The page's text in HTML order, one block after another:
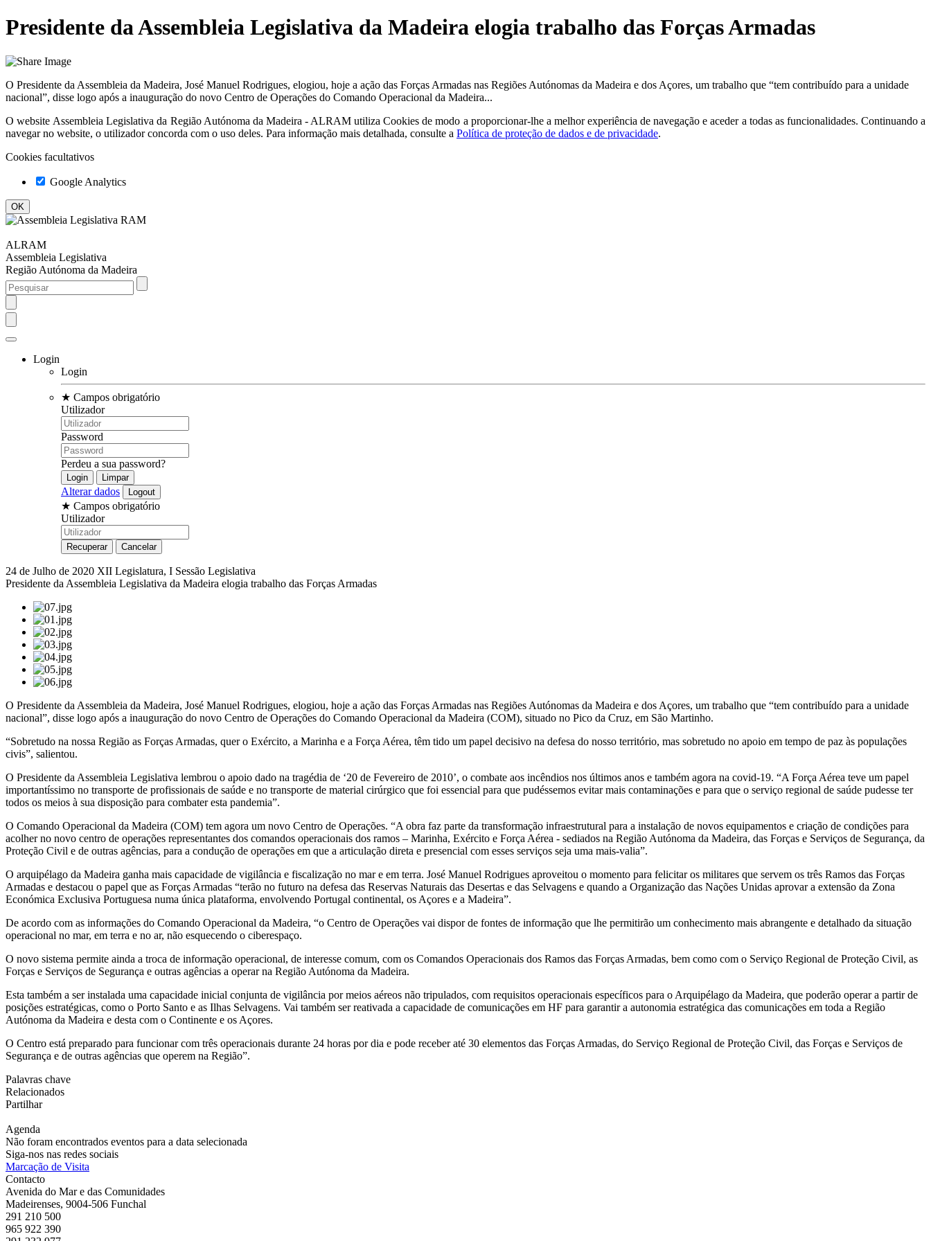
Presidente da Assembleia Legislativa da Madeira elogia trabalho das Forças Armadas
O Presidente da Assembleia da Madeira, José Manuel Rodrigues, elogiou, hoje a ação das Forças Armadas nas Regiões Autónomas da Madeira e dos Açores, um trabalho que “tem contribuído para a unidade
nacional”, disse logo após a inauguração do novo Centro de Operações do Comando Operacional da Madeira...
O website Assembleia Legislativa da Região Autónoma da Madeira - ALRAM utiliza Cookies de modo a proporcionar-lhe a melhor experiência de navegação e aceder a todas as funcionalidades. Continuando a
navegar no website, o utilizador concorda com o uso deles. Para informação mais detalhada, consulte a Política de proteção de dados e de privacidade.
Cookies facultativos
Google Analytics
ALRAM
Assembleia Legislativa
Região Autónoma da Madeira
Login
Login
★ Campos obrigatório
Utilizador
Password
Perdeu a sua password?
Alterar dados
★ Campos obrigatório
Utilizador
24 de Julho de 2020 XII Legislatura, I Sessão Legislativa
Presidente da Assembleia Legislativa da Madeira elogia trabalho das Forças Armadas
O Presidente da Assembleia da Madeira, José Manuel Rodrigues, elogiou, hoje a ação das Forças Armadas nas Regiões Autónomas da Madeira e dos Açores, um trabalho que “tem contribuído para a unidade
nacional”, disse logo após a inauguração do novo Centro de Operações do Comando Operacional da Madeira (COM), situado no Pico da Cruz, em São Martinho.
“Sobretudo na nossa Região as Forças Armadas, quer o Exército, a Marinha e a Força Aérea, têm tido um papel decisivo na defesa do nosso território, mas sobretudo no apoio em tempo de paz às populações
civis”, salientou.
O Presidente da Assembleia Legislativa lembrou o apoio dado na tragédia de ‘20 de Fevereiro de 2010’, o combate aos incêndios nos últimos anos e também agora na covid-19. “A Força Aérea teve um papel
importantíssimo no transporte de profissionais de saúde e no transporte de material cirúrgico que foi essencial para que pudéssemos evitar mais contaminações e para que o serviço regional de saúde pudesse ter
todos os meios à sua disposição para combater esta pandemia”.
O Comando Operacional da Madeira (COM) tem agora um novo Centro de Operações. “A obra faz parte da transformação infraestrutural para a instalação de novos equipamentos e criação de condições para
acolher no novo centro de operações representantes dos comandos operacionais dos ramos – Marinha, Exército e Força Aérea - sediados na Região Autónoma da Madeira, das Forças e Serviços de Segurança, da
Proteção Civil e de outras agências, para a condução de operações em que a articulação direta e presencial com esses serviços seja uma mais-valia”.
O arquipélago da Madeira ganha mais capacidade de vigilância e fiscalização no mar e em terra. José Manuel Rodrigues aproveitou o momento para felicitar os militares que servem os três Ramos das Forças
Armadas e destacou o papel que as Forças Armadas “terão no futuro na defesa das Reservas Naturais das Desertas e das Selvagens e quando a Organização das Nações Unidas aprovar a extensão da Zona
Económica Exclusiva Portuguesa numa única plataforma, envolvendo Portugal continental, os Açores e a Madeira”.
De acordo com as informações do Comando Operacional da Madeira, “o Centro de Operações vai dispor de fontes de informação que lhe permitirão um conhecimento mais abrangente e detalhado da situação
operacional no mar, em terra e no ar, não esquecendo o ciberespaço.
O novo sistema permite ainda a troca de informação operacional, de interesse comum, com os Comandos Operacionais dos Ramos das Forças Armadas, bem como com o Serviço Regional de Proteção Civil, as
Forças e Serviços de Segurança e outras agências a operar na Região Autónoma da Madeira.
Esta também a ser instalada uma capacidade inicial conjunta de vigilância por meios aéreos não tripulados, com requisitos operacionais específicos para o Arquipélago da Madeira, que poderão operar a partir de
posições estratégicas, como o Porto Santo e as Ilhas Selvagens. Vai também ser reativada a capacidade de comunicações em HF para garantir a autonomia estratégica das comunicações em toda a Região
Autónoma da Madeira e desta com o Continente e os Açores.
O Centro está preparado para funcionar com três operacionais durante 24 horas por dia e pode receber até 30 elementos das Forças Armadas, do Serviço Regional de Proteção Civil, das Forças e Serviços de
Segurança e de outras agências que operem na Região”.
Palavras chave
Relacionados
Partilhar
Agenda
Não foram encontrados eventos para a data selecionada
Siga-nos nas redes sociais
Marcação de Visita
Contacto
Avenida do Mar e das Comunidades
Madeirenses, 9004-506 Funchal
291 210 500
965 922 390